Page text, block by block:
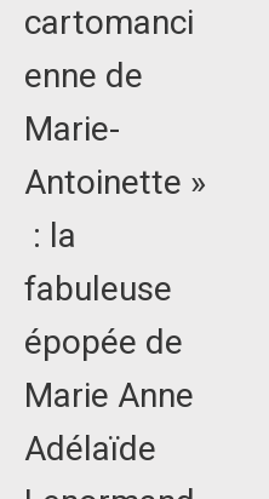
cartomanci
enne de
Marie-
Antoinette »
: la
fabuleuse
épopée de
Marie Anne
Adélaïde